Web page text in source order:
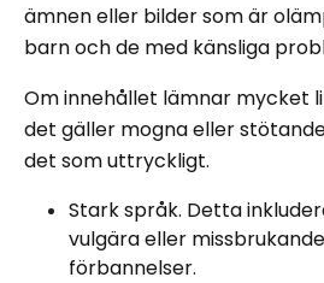
ämnen eller bilder som är
barn och de med känsliga
Om innehållet lämnar mycket
det gäller mogna eller
det som uttryckligt.
Stark språk. Detta
vulgära eller
förbannelser.